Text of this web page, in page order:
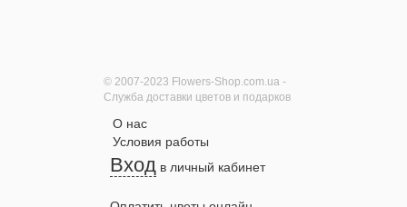
© 2007-2023 Flowers-Shop.com.ua -
Служба доставки цветов и подарков
О нас
Условия работы
Вход в личный кабинет